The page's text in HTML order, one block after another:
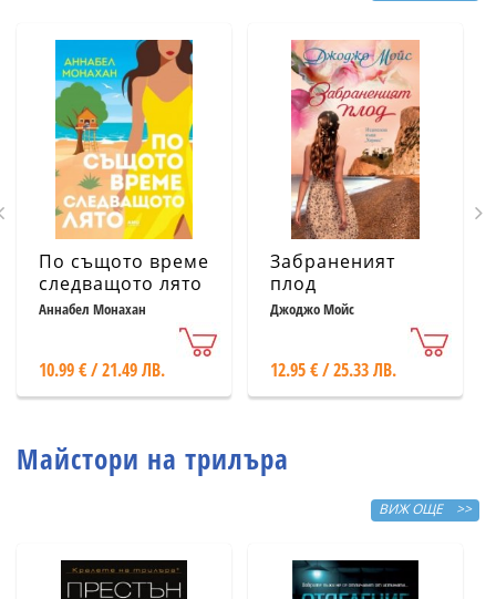
По същото време
следващото лято
Аннабел Монахан
10.99 € / 21.49 ЛВ.
Забраненият
плод
Джоджо Мойс
12.95 € / 25.33 ЛВ.
Майстори на трилъра
ВИЖ ОЩЕ >>